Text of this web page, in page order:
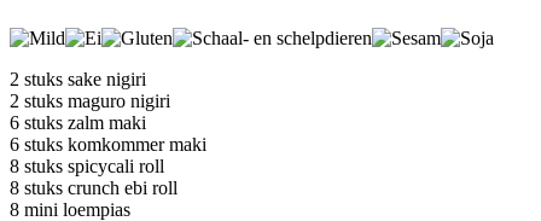
2 stuks sake nigiri
2 stuks maguro nigiri
6 stuks zalm maki
6 stuks komkommer maki
8 stuks spicycali roll
8 stuks crunch ebi roll
8 mini loempias